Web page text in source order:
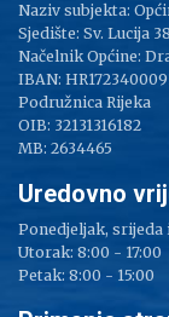
Naziv subjekta:
Sjedište: Sv. Lucija
Načelnik Općine:
IBAN:
Podružnica Rijeka
OIB: 32131316182
MB: 2634465
Uredovno
Ponedjeljak, srijeda
Utorak: 8:00 - 17:00
Petak: 8:00 - 15:00